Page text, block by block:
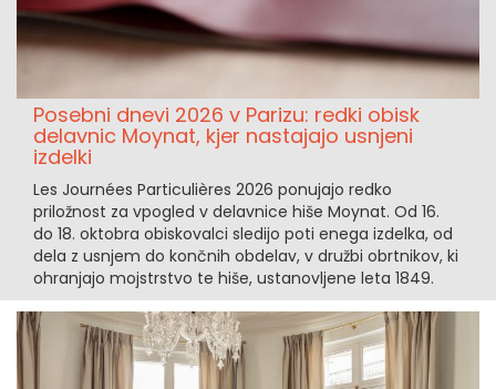
Posebni dnevi 2026 v Parizu: redki obisk
delavnic Moynat, kjer nastajajo usnjeni
izdelki
Les Journées Particulières 2026 ponujajo redko
priložnost za vpogled v delavnice hiše Moynat. Od 16.
do 18. oktobra obiskovalci sledijo poti enega izdelka, od
dela z usnjem do končnih obdelav, v družbi obrtnikov, ki
ohranjajo mojstrstvo te hiše, ustanovljene leta 1849.